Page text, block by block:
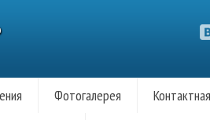
Фотогалерея